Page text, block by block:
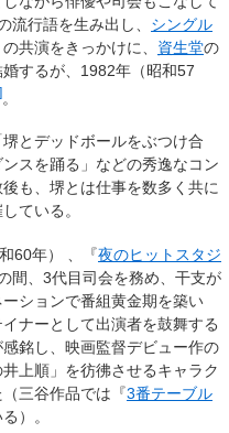
流行語を生み出し、 シングル
の共演をきっかけに、 資生堂の
するが、1982年（昭和57
]。
とデッドボールをぶつけ合
スを踊る」などの秀逸なコン
も、堺とは仕事を数多く共に
ている。
60年） 、『夜のヒットスタジ
間、3代目司会を務め、干支が
ションで番組黄金期を築い
ナーとして出演者を鼓舞する
感銘し、映画監督デビュー作の
井上順」を彷彿させるキャラク
三谷作品では『3番テーブル
）。